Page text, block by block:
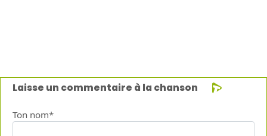
Laisse un commentaire à la chanson
Ton nom*